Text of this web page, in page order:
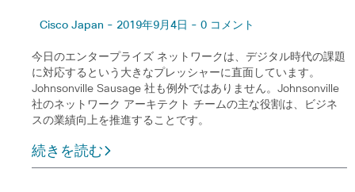
Cisco Japan - 2019年9月4日 - 0 コメント
今日のエンタープライズ ネットワークは、デジタル時代の課題
に対応するという大きなプレッシャーに直面しています。
Johnsonville Sausage 社も例外ではありません。Johnsonville
社のネットワーク アーキテクト チームの主な役割は、ビジネ
スの業績向上を推進することです。
続きを読む